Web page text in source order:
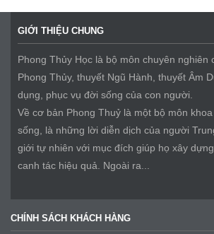
GIỚI THIỆU CHUNG
Phong Thủy Học là bộ môn chuyên nghiên
Phong Thủy, thuyết Ngũ Hành, thuyết Âm
dụng, phục vụ đời sống của con người.
Về cơ bản Phong Thuỷ là một bộ môn
sống, là những lời diễn dịch của người
giới tự nhiên với mục đích giúp họ xây
canh tác hiệu quả. Ngoài ra...
CHÍNH SÁCH KHÁCH HÀNG